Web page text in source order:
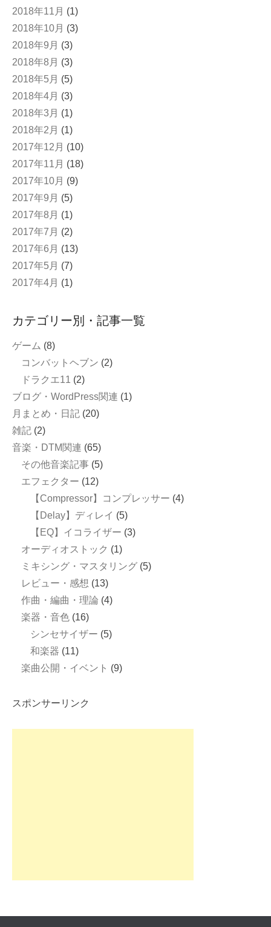
2018年11月 (1)
2018年10月 (3)
2018年9月 (3)
2018年8月 (3)
2018年5月 (5)
2018年4月 (3)
2018年3月 (1)
2018年2月 (1)
2017年12月 (10)
2017年11月 (18)
2017年10月 (9)
2017年9月 (5)
2017年8月 (1)
2017年7月 (2)
2017年6月 (13)
2017年5月 (7)
2017年4月 (1)
カテゴリー別・記事一覧
ゲーム (8)
コンバットヘブン (2)
ドラクエ11 (2)
ブログ・WordPress関連 (1)
月まとめ・日記 (20)
雑記 (2)
音楽・DTM関連 (65)
その他音楽記事 (5)
エフェクター (12)
【Compressor】コンプレッサー (4)
【Delay】ディレイ (5)
【EQ】イコライザー (3)
オーディオストック (1)
ミキシング・マスタリング (5)
レビュー・感想 (13)
作曲・編曲・理論 (4)
楽器・音色 (16)
シンセサイザー (5)
和楽器 (11)
楽曲公開・イベント (9)
スポンサーリンク